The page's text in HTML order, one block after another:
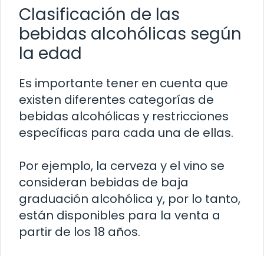
Clasificación de las
bebidas alcohólicas según
la edad
Es importante tener en cuenta que
existen diferentes categorías de
bebidas alcohólicas y restricciones
específicas para cada una de ellas.
Por ejemplo, la cerveza y el vino se
consideran bebidas de baja
graduación alcohólica y, por lo tanto,
están disponibles para la venta a
partir de los 18 años.